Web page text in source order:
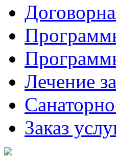
Лечение
Заказ